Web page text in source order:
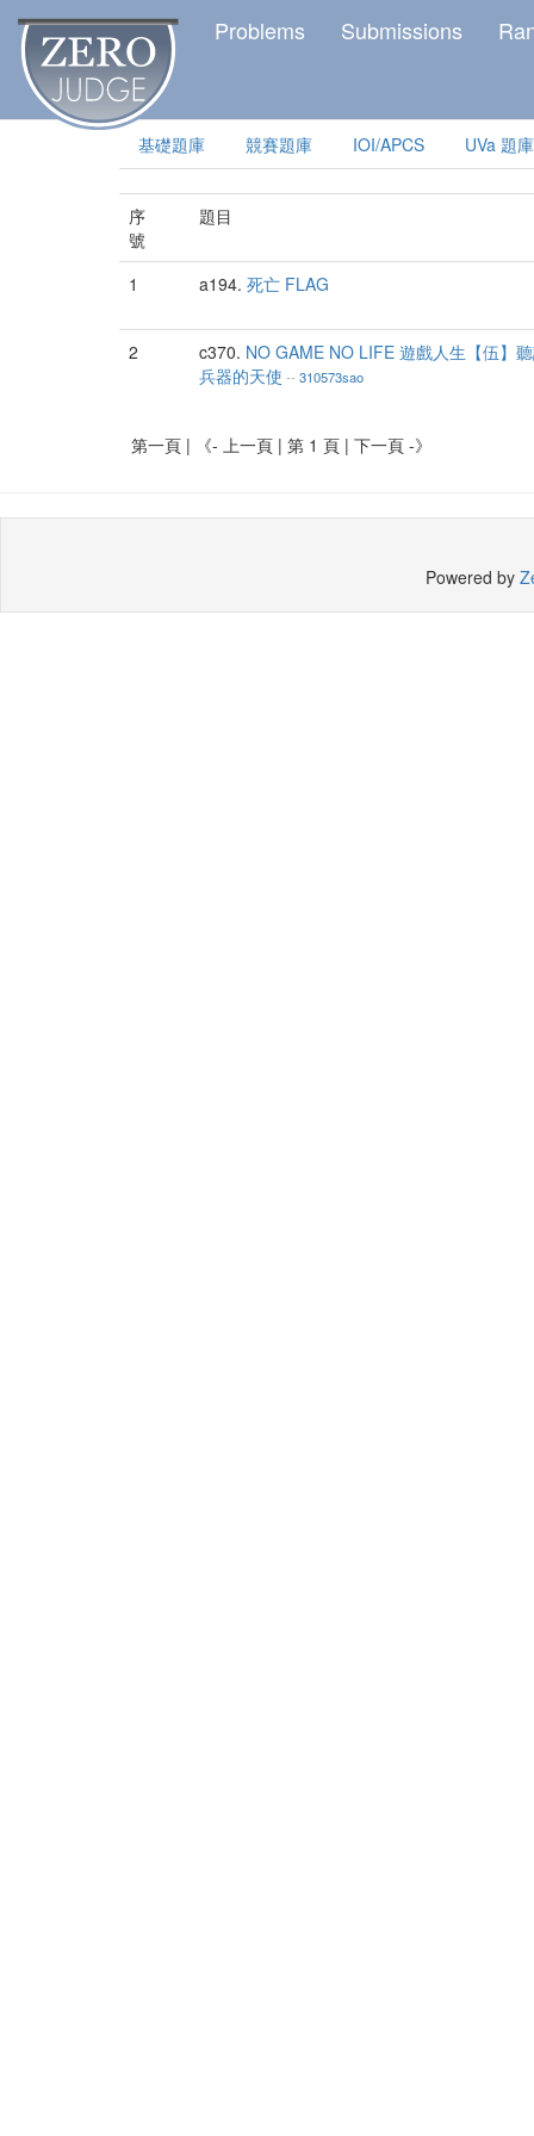
Problems Submissions
基礎題庫 競賽題庫 IOI/APCS UVa 題庫
序
號
題目
1 a194. 死亡 FLAG
2 c370. NO GAME NO LIFE 遊戲人生【伍】
兵器的天使 -- 310573sao
第一頁 | 《- 上一頁 | 第 1 頁 | 下一頁 -》
Powered by